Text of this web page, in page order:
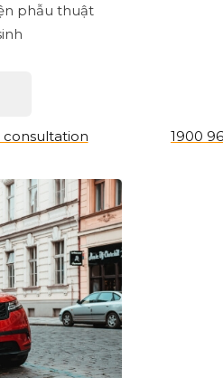
phẫu thuật
consultation 1900